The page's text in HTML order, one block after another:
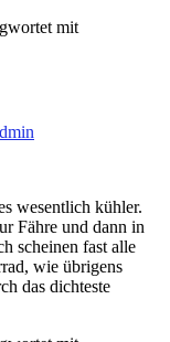
mit
wesentlich kühler.
Fähre und dann in
scheinen fast alle
wie übrigens
das dichteste